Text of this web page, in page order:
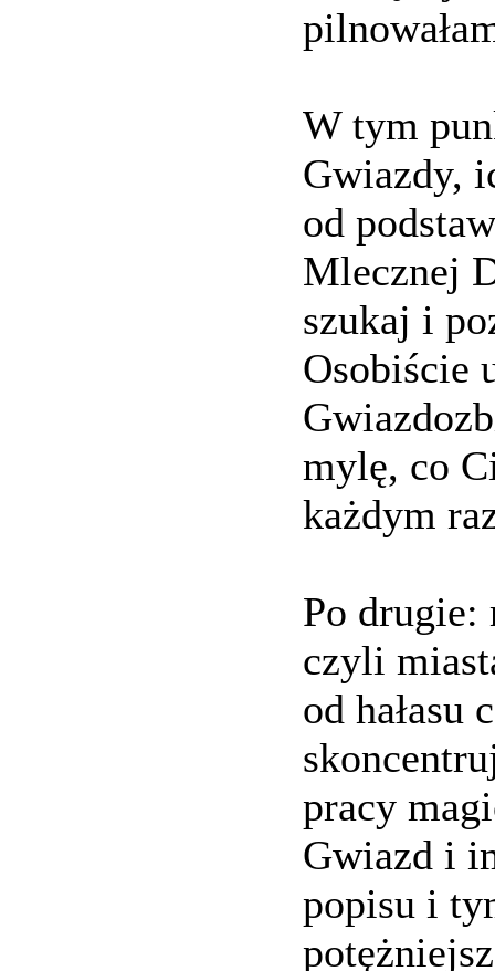
W tym
Gwiazdy,
od
Mlecznej
szukaj i
Osobiście
mylę, co
każdym
Po drugie:
czyli
od
pracy
Gwiazd i
popisu i